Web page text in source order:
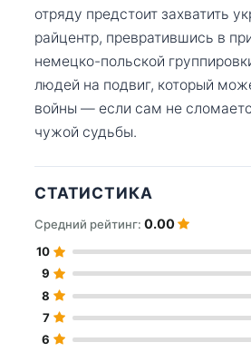
отряду предстоит захватить
райцентр, превратившись в
немецко-польской
людей на подвиг, который
войны — если сам не
чужой судьбы.
СТАТИСТИКА
Средний рейтинг: 0.00
10
9
8
7
6